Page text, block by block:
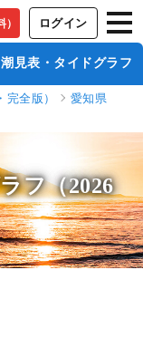
） ログイン
潮見表・タイドグラフ
全版）
愛知県
フ（2026